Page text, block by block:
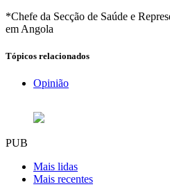
*Chefe da Secção de Saúde e
em Angola
Tópicos relacionados
Opinião
PUB
Mais lidas
Mais recentes